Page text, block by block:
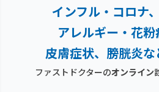
インフル・コロナ
アレルギー・花粉
皮膚症状、膀胱炎
ファストドクターのオンライン